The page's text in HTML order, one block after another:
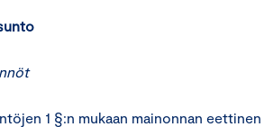
1 §:n mukaan mainonnan